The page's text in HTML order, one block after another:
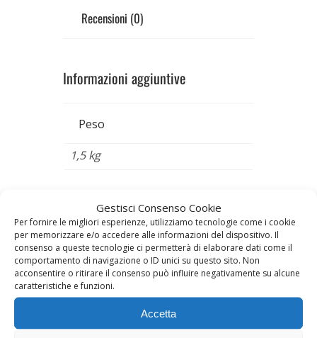
Gestisci Consenso Cookie
Per fornire le migliori esperienze, utilizziamo tecnologie come i cookie
per memorizzare e/o accedere alle informazioni del dispositivo. Il
consenso a queste tecnologie ci permetterà di elaborare dati come il
comportamento di navigazione o ID unici su questo sito. Non
acconsentire o ritirare il consenso può influire negativamente su alcune
caratteristiche e funzioni.
Accetta
Recensioni (0)
Informazioni aggiuntive
Peso
1,5 kg
Prodotti correlati